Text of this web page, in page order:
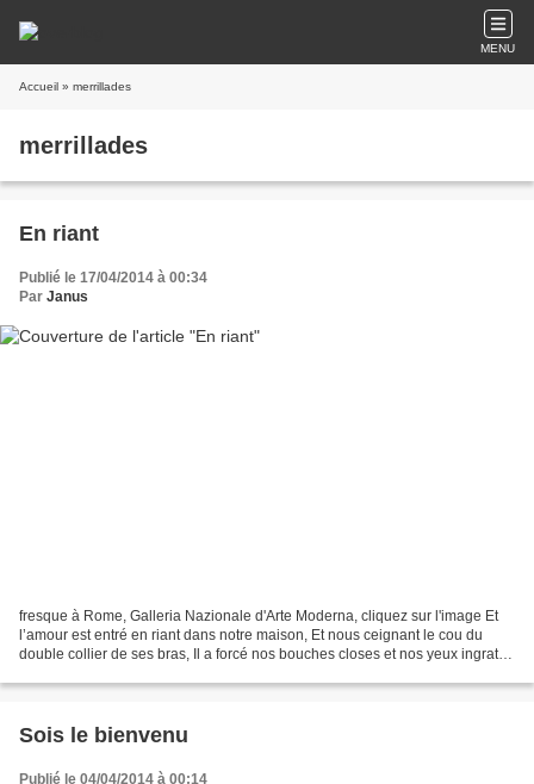
MENU
Accueil » merrillades
merrillades
En riant
Publié le 17/04/2014 à 00:34
Par Janus
fresque à Rome, Galleria Nazionale d'Arte Moderna, cliquez sur l'image Et
l’amour est entré en riant dans notre maison, Et nous ceignant le cou du
double collier de ses bras, Il a forcé nos bouches closes et nos yeux ingrats
Sois le bienvenu
Publié le 04/04/2014 à 00:14